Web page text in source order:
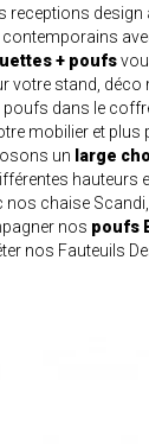
receptions
contemporains
+ poufs
votre stand, déco
dans le
mobilier et plus
un large
hauteurs
nos chaise
nos poufs
nos Fauteuils